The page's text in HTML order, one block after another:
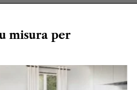
misura per